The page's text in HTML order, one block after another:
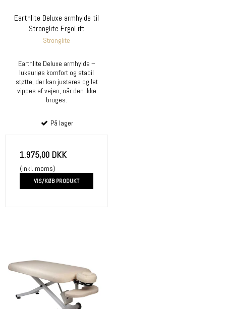
Earthlite Deluxe armhylde til
Stronglite ErgoLift
Stronglite
Earthlite Deluxe armhylde –
luksuriøs komfort og stabil
støtte, der kan justeres og let
vippes af vejen, når den ikke
bruges.
På lager
1.975,00 DKK
(inkl. moms)
VIS/KØB PRODUKT